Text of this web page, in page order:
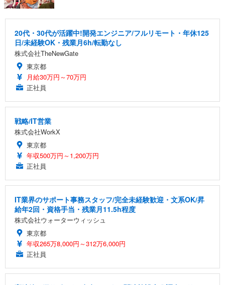
20代・30代が活躍中!開発エンジニア/フルリモート・年休125
日/未経験OK・残業月6h/転勤なし
株式会社TheNewGate
東京都
月給30万円～70万円
正社員
戦略/IT営業
株式会社WorkX
東京都
年収500万円～1,200万円
正社員
IT業界のサポート事務スタッフ/完全未経験歓迎・文系OK/昇
給年2回・資格手当・残業月11.5h程度
株式会社ウォーターウィッシュ
東京都
年収265万8,000円～312万6,000円
正社員